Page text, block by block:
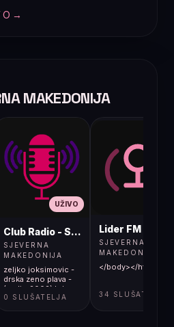
→
MAKEDONIJA
UŽIVO
Club Radio - Skopje, Mcedonia
SJEVERNA
MAKEDONIJA
zeljko joksimovic -
drska zeno plava -
(audio 2002) hd
0 SLUŠATELJA
Lider FM 107,4
SJEVERNA
MAKEDONIJA
</body></html>
34 SLUŠATELJA